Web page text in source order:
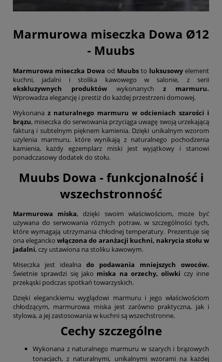
Marmurowa miseczka Dowa Ø12
- Muubs
Marmurowa miseczka Dowa od Muubs to luksusowyelement
kuchni, jadalni i stolika kawowego w salonie, z serii
ekskluzywnych produktówwykonanychz marmuru.
Wprowadza elegancję i prestiż do każdej przestrzeni domowej.
Wykonana z naturalnego marmuru w odcieniach szarości i
brązu, miseczka do serwowania przyciąga uwagę swoją urzekającą
fakturą i subtelnym pięknem kamienia. Dzięki unikalnym wzorom
użylenia marmuru, które wynikają z naturalnego pochodzenia
kamienia, każdy egzemplarz miski jest wyjątkowy i stanowi
ponadczasowy dodatek do stołu.
Muubs Dowa - funkcjonalność i
wszechstronność
Marmurowa miska, dzięki swoim właściwościom, może być
używana do serwowania różnych potraw, w szczególności tych,
które wymagają utrzymania chłodnej temperatury. Prezentuje się
ona eleganckowłączona do aranżacji kuchni, nakrycia stołu w
jadalni, czy ustawiona na stoliku kawowym.
Miseczka jest idealna do podawania mniejszych owoców.
Świetnie sprawdzi się jako miska na orzechy, oliwki czy inne
przekąski podczas spotkań towarzyskich.
Dzięki eleganckiemu wyglądowi marmuru i jego właściwościom
chłodzącym, marmurowa miska jest zarówno praktyczna, jak i
stylowa, a jej zastosowania w kuchni są wszechstronne.
Cechy szczególne
Wykonana z naturalnego marmuru w szarych i brązowych
tonacjach, z naturalnymi, unikalnymi wzorami na każdej